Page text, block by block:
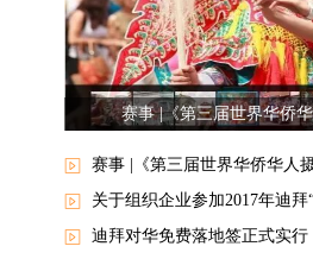
赛事 |《第三届世界华侨
赛事 |《第三届世界华侨华人
关于组织企业参加2017年迪
迪拜对华免费落地签正式实行